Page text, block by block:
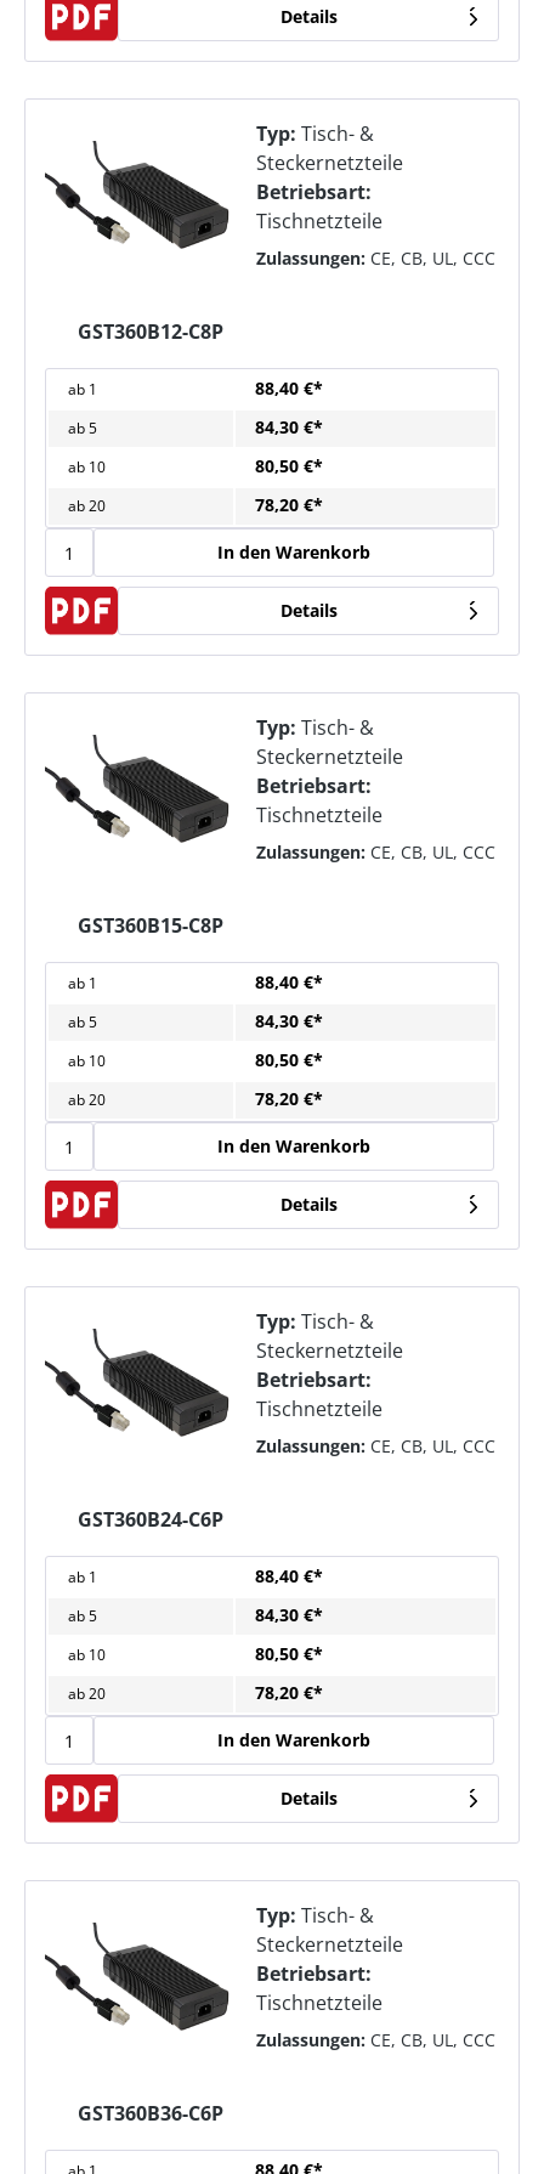
Details
GST360B12-C8P
Typ: Tisch- &
Steckernetzteile
Betriebsart:
Tischnetzteile
Zulassungen: CE, CB, UL, CCC
ab 1 88,40 €*
ab5 84,30 €*
ab 10 80,50 €*
ab20 78,20 €*
In den Warenkorb
Details
GST360B15-C8P
Typ: Tisch- &
Steckernetzteile
Betriebsart:
Tischnetzteile
Zulassungen: CE, CB, UL, CCC
ab 1 88,40 €*
ab5 84,30 €*
ab 10 80,50 €*
ab20 78,20 €*
In den Warenkorb
Details
GST360B24-C6P
Typ: Tisch- &
Steckernetzteile
Betriebsart:
Tischnetzteile
Zulassungen: CE, CB, UL, CCC
ab 1 88,40 €*
ab5 84,30 €*
ab 10 80,50 €*
ab20 78,20 €*
In den Warenkorb
Details
GST360B36-C6P
Typ: Tisch- &
Steckernetzteile
Betriebsart:
Tischnetzteile
Zulassungen: CE, CB, UL, CCC